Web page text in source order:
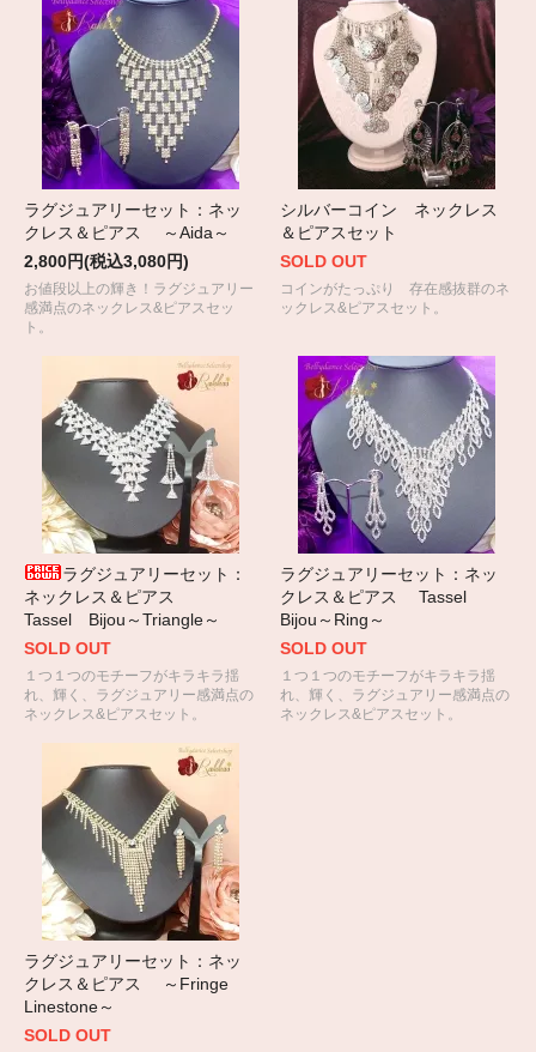
ラグジュアリーセット：ネッ
クレス＆ピアス ～Aida～
2,800円(税込3,080円)
お値段以上の輝き！ラグジュアリー
感満点のネックレス&ピアスセッ
ト。
シルバーコイン ネックレス
＆ピアスセット
SOLD OUT
コインがたっぷり 存在感抜群のネ
ックレス&ピアスセット。
ラグジュアリーセット：
ネックレス＆ピアス
Tassel Bijou～Triangle～
SOLD OUT
１つ１つのモチーフがキラキラ揺
れ、輝く、ラグジュアリー感満点の
ネックレス&ピアスセット。
ラグジュアリーセット：ネッ
クレス＆ピアス Tassel
Bijou～Ring～
SOLD OUT
１つ１つのモチーフがキラキラ揺
れ、輝く、ラグジュアリー感満点の
ネックレス&ピアスセット。
ラグジュアリーセット：ネッ
クレス＆ピアス ～Fringe
Linestone～
SOLD OUT